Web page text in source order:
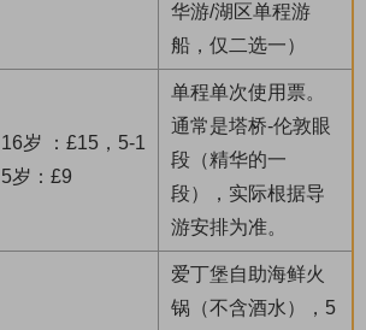
华游/湖区单程游
船，仅二选一）
16岁 ：£15，5-1
5岁：£9
单程单次使用票。
通常是塔桥-伦敦眼
段（精华的一
段），实际根据导
游安排为准。
爱丁堡自助海鲜火
锅（不含酒水），5